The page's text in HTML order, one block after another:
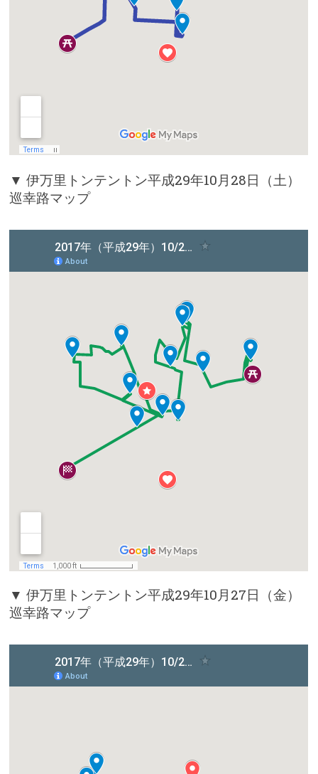
▼ 伊万里トンテントン平成29年10月28日（土）
巡幸路マップ
▼ 伊万里トンテントン平成29年10月27日（金）
巡幸路マップ